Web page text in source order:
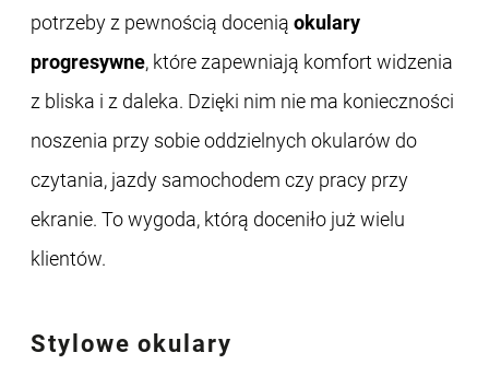
potrzeby z pewnością docenią okulary
progresywne, które zapewniają komfort widzenia
z bliska i z daleka. Dzięki nim nie ma konieczności
noszenia przy sobie oddzielnych okularów do
czytania, jazdy samochodem czy pracy przy
ekranie. To wygoda, którą doceniło już wielu
klientów.
Styloweokulary